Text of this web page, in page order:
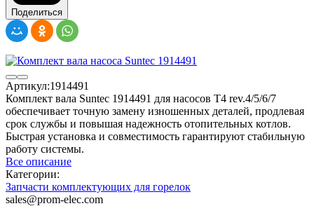
Поделиться
Артикул:1914491
Комплект вала Suntec 1914491 для насосов T4 rev.4/5/6/7
обеспечивает точную замену изношенных деталей, продлевая
срок службы и повышая надежность отопительных котлов.
Быстрая установка и совместимость гарантируют стабильную
работу системы.
Все описание
Категории:
Запчасти комплектующих для горелок
sales@prom-elec.com